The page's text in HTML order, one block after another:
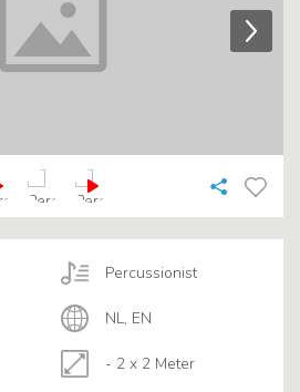
Percussionist
- 2 x 2 Meter
NL, EN